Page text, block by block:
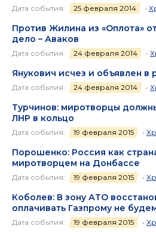
Дата события: 25 февраля 2014 •
Против Жилина из «Оплота»
дело – Аваков
Дата события: 24 февраля 2014 •
Янукович исчез и объявлен в
Дата события: 24 февраля 2014 •
Турчинов: миротворцы
ЛНР в кольцо
Дата события: 19 февраля 2015 •
Порошенко: Россия как
миротворцем на Донбассе
Дата события: 19 февраля 2015 •
Коболев: В зону АТО
оплачивать Газпрому не
Дата события: 19 февраля 2015 •